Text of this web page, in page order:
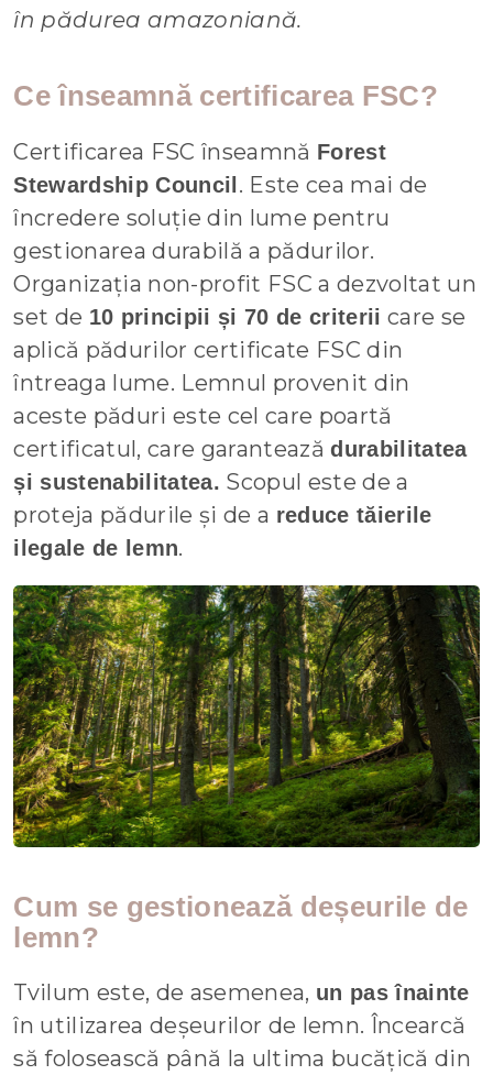
în pădurea amazoniană.
Ce înseamnă certificarea FSC?
Certificarea FSC înseamnă Forest
Stewardship Council . Este cea mai de
încredere soluție din lume pentru
gestionarea durabilă a pădurilor.
Organizația non-profit FSC a dezvoltat un
set de 10 principii și 70 de criterii care se
aplică pădurilor certificate FSC din
întreaga lume. Lemnul provenit din
aceste păduri este cel care poartă
certificatul, care garanteazădurabilitatea
și sustenabilitatea. Scopul este de a
proteja pădurile și de a reduce tăierile
ilegale de lemn.
Cum se gestionează deșeurile de
lemn?
Tvilum este, de asemenea, un pas înainte
în utilizarea deșeurilor de lemn. Încearcă
să folosească până la ultima bucățică din